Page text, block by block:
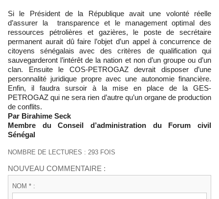
Si le Président de la République avait une volonté réelle
d’assurer la transparence et le management optimal des
ressources pétrolières et gazières, le poste de secrétaire
permanent aurait dû faire l’objet d’un appel à concurrence de
citoyens sénégalais avec des critères de qualification qui
sauvegarderont l’intérêt de la nation et non d’un groupe ou d’un
clan. Ensuite le COS-PETROGAZ devrait disposer d’une
personnalité juridique propre avec une autonomie financière.
Enfin, il faudra sursoir à la mise en place de la GES-
PETROGAZ qui ne sera rien d’autre qu’un organe de production
de conflits.
Par Birahime Seck
Membre du Conseil d’administration du Forum civil
Sénégal
NOMBRE DE LECTURES : 293 FOIS
NOUVEAU COMMENTAIRE :
NOM * :